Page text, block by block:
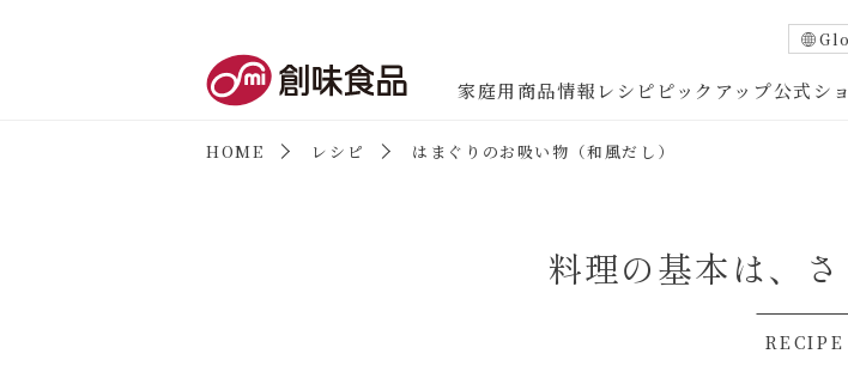
家庭用商品情報 レシピ ピックアップ公式シ
HOME レシピ はまぐりのお吸い物（和風だし）
料理の基本は、
RECIPE